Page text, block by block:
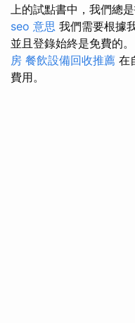
上的試點書中，我們總
seo 意思 我們需要根據
並且登錄始終是免費的。
房 餐飲設備回收推薦 在
費用。